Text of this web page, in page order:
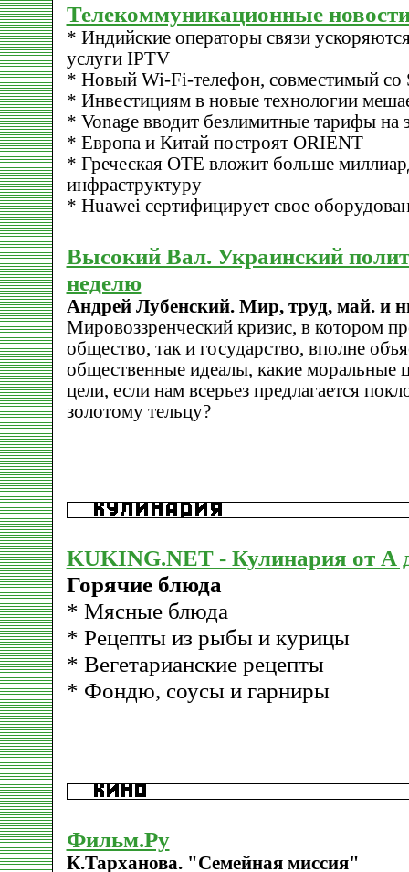
Телекоммуникационные
* Индийские операторы связи
услуги IPTV
* Новый Wi-Fi-телефон, совместимый со
* Инвестициям в новые технологии
* Vonage вводит безлимитные тарифы на
* Европа и Китай построят ORIENT
* Греческая OTE вложит больше
инфраструктуру
* Huawei сертифицирует свое
Высокий Вал. Украинский
неделю
Андрей Лубенский. Мир, труд, май. и
Мировоззренческий кризис, в котором
общество, так и государство, вполне
общественные идеалы, какие моральные
цели, если нам всерьез предлагается
золотому тельцу?
KUKING.NET - Кулинария от А
Горячие блюда
* Мясные блюда
* Рецепты из рыбы и курицы
* Вегетарианские рецепты
* Фондю, соусы и гарниры
Фильм.Ру
К.Тарханова. "Семейная миссия"